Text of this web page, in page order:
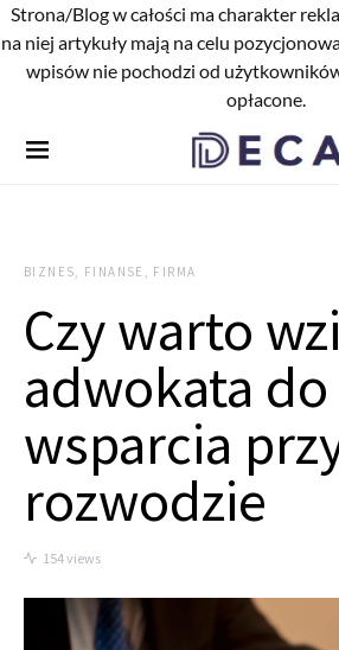
Strona/Blog w całości ma charakter
na niej artykuły mają na celu
wpisów nie pochodzi od
opłacone.
BIZNES, FINANSE, FIRMA
Czy warto
adwokata do
wsparcia
rozwodzie
154 views